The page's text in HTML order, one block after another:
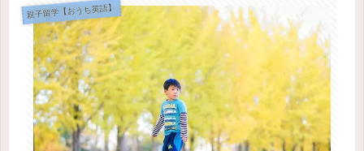
親子留学【おうち英語】